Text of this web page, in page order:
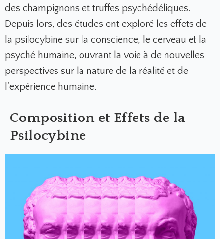
des champignons et truffes psychédéliques.
Depuis lors, des études ont exploré les effets de
la psilocybine sur la conscience, le cerveau et la
psyché humaine, ouvrant la voie à de nouvelles
perspectives sur la nature de la réalité et de
l'expérience humaine.
Composition et Effets de la
Psilocybine